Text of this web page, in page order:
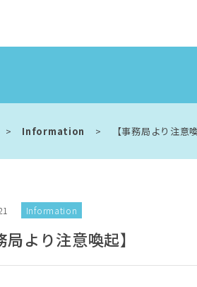
> Information > 【事務局より注意
Information
局より注意喚起】